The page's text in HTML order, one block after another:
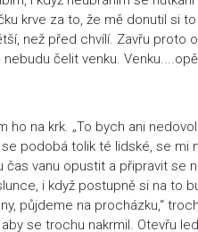
krve za to, že mě donutil si
než před chvílí. Zavřu proto
čelit venku.
ho na krk. „To bych ani
podobá tolik té lidské, se
vanu opustit a připravit se
i když postupně si na to
půjdeme na procházku,“
se trochu nakrmil. Otevřu